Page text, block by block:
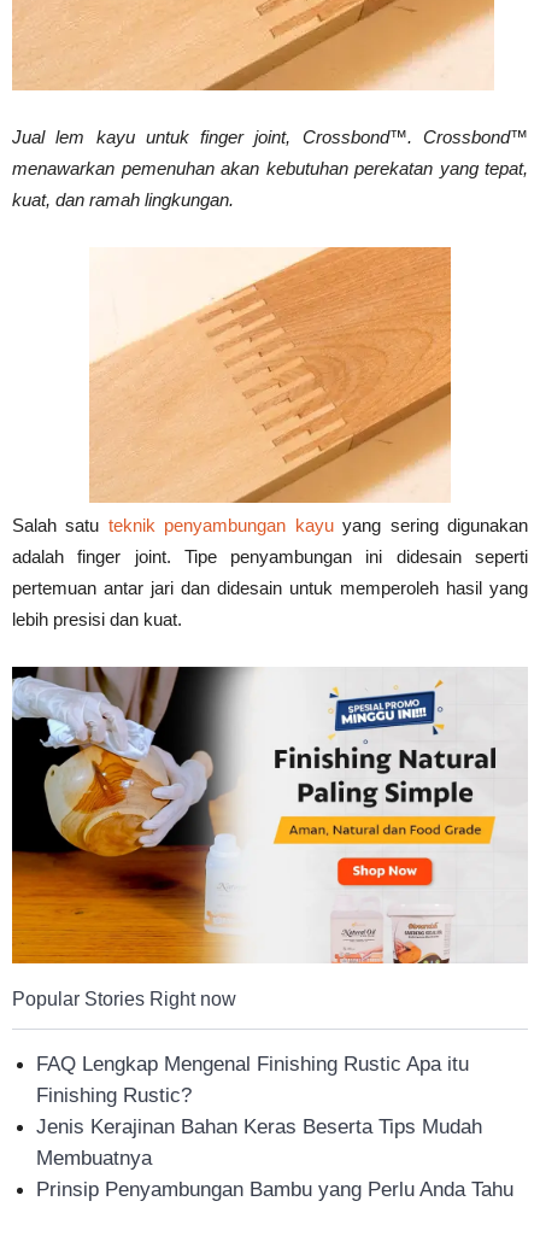
Kering,
Lama
Jual lem kayu untuk finger joint, Crossbond™. Crossbond™
menawarkan pemenuhan akan kebutuhan perekatan yang tepat,
kuat, dan ramah lingkungan.
Salah satu teknik penyambungan kayuyang sering digunakan
adalah finger joint. Tipe penyambungan ini didesain seperti
pertemuan antar jari dan didesain untuk memperoleh hasil yang
lebih presisi dan kuat.
Popular Stories Right now
FAQ Lengkap Mengenal Finishing Rustic Apa itu
Finishing Rustic?
Jenis Kerajinan Bahan Keras Beserta Tips Mudah
Membuatnya
Prinsip Penyambungan Bambu yang Perlu Anda Tahu